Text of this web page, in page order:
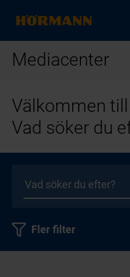
Mediacenter
Välkommen
Vad söker du
Fler filter